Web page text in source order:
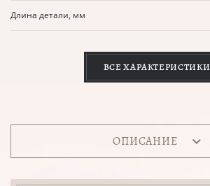
Длина детали, мм
ВСЕ ХАРАКТЕРИСТИКИ
ОПИСАНИЕ